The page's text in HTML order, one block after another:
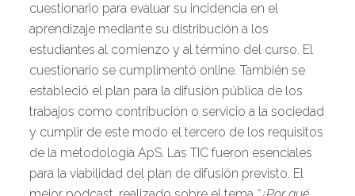
cuestionario para evaluar su incidencia en el
aprendizaje mediante su distribución a los
estudiantes al comienzo y al término del curso. El
cuestionario se cumplimentó online. También se
estableció el plan para la difusión pública de los
trabajos como contribución o servicio a la sociedad
y cumplir de este modo el tercero de los requisitos
de la metodología ApS. Las TIC fueron esenciales
para la viabilidad del plan de difusión previsto. El